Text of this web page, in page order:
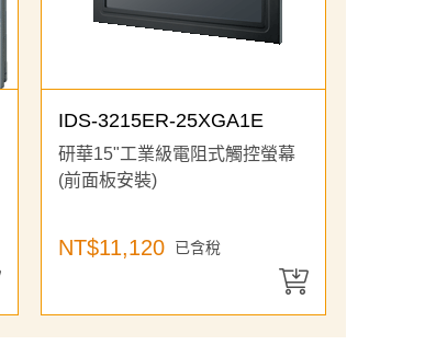
IDS-3215ER-25XGA1E
研華15"工業級電阻式觸控螢幕
(前面板安裝)
NT$11,120 已含稅